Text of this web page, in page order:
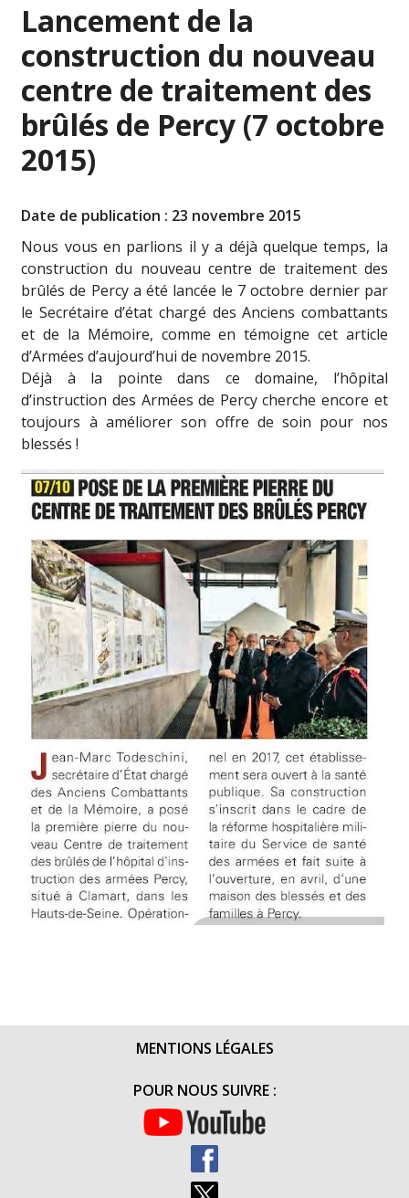
Lancement de la
construction du nouveau
centre de traitement des
brûlés de Percy (7 octobre
2015)
Date de publication : 23 novembre 2015
Nous vous en parlions il y a déjà quelque temps, la
construction du nouveau centre de traitement des
brûlés de Percy a été lancée le 7 octobre dernier par
le Secrétaire d’état chargé des Anciens combattants
et de la Mémoire, comme en témoigne cet article
d’Armées d’aujourd’hui de novembre 2015.
Déjà à la pointe dans ce domaine, l’hôpital
d’instruction des Armées de Percy cherche encore et
toujours à améliorer son offre de soin pour nos
blessés !
MENTIONS LÉGALES
POUR NOUS SUIVRE :